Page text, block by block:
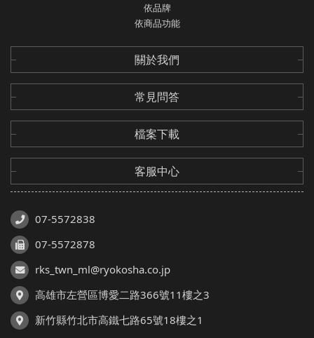
依品牌
依商品功能
關於我們
常見問答
檔案下載
客服中心
07-5572838
07-5572878
rks_twn_ml@ryokosha.co.jp
高雄市左營區博愛二路366號11樓之3
新竹縣竹北市高鐵七路65號18樓之1